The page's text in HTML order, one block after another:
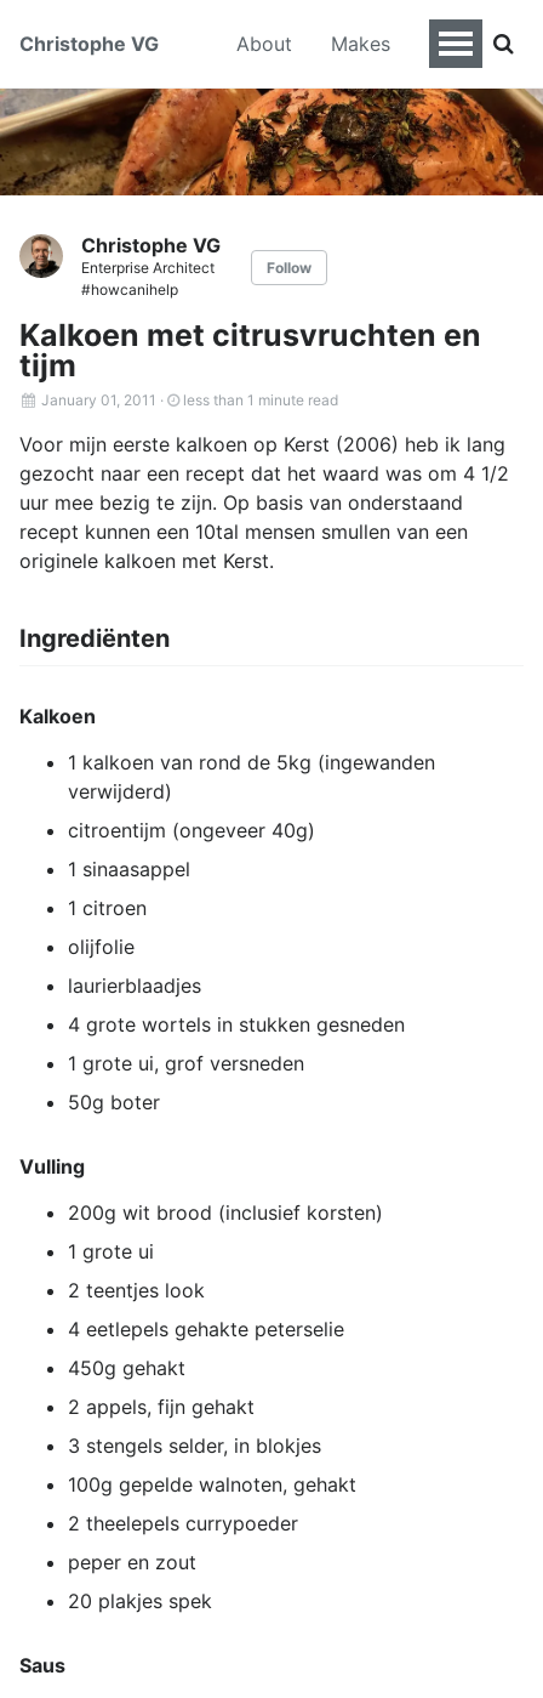
Christophe VG About Makes
Christophe VG
Enterprise Architect
#howcanihelp
Follow
Kalkoen met citrusvruchten en
tijm
January 01, 2011 · less than 1 minute read
Voor mijn eerste kalkoen op Kerst (2006) heb ik lang
gezocht naar een recept dat het waard was om 4 1/2
uur mee bezig te zijn. Op basis van onderstaand
recept kunnen een 10tal mensen smullen van een
originele kalkoen met Kerst.
Ingrediënten
Kalkoen
1 kalkoen van rond de 5kg (ingewanden
verwijderd)
citroentijm (ongeveer 40g)
1 sinaasappel
1 citroen
olijfolie
laurierblaadjes
4 grote wortels in stukken gesneden
1 grote ui, grof versneden
50g boter
Vulling
200g wit brood (inclusief korsten)
1 grote ui
2 teentjes look
4 eetlepels gehakte peterselie
450g gehakt
2 appels, fijn gehakt
3 stengels selder, in blokjes
100g gepelde walnoten, gehakt
2 theelepels currypoeder
peper en zout
20 plakjes spek
Saus